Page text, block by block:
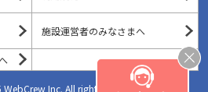
施設運営者のみなさまへ
Inc. All rights reserved.